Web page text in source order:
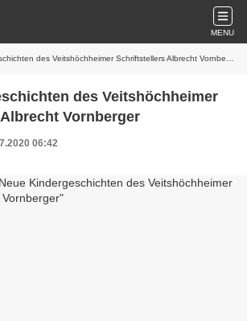
MENU
des Veitshöchheimer Schriftstellers Albrecht Vornberger
des Veitshöchheimer
Vornberger
06:42